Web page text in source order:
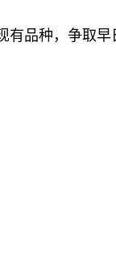
品种，争取早